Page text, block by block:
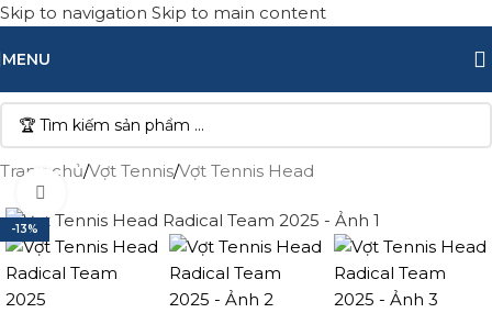
Skip to navigation Skip to main content
MENU
Trang chủ/Vợt Tennis/Vợt Tennis Head
-13%